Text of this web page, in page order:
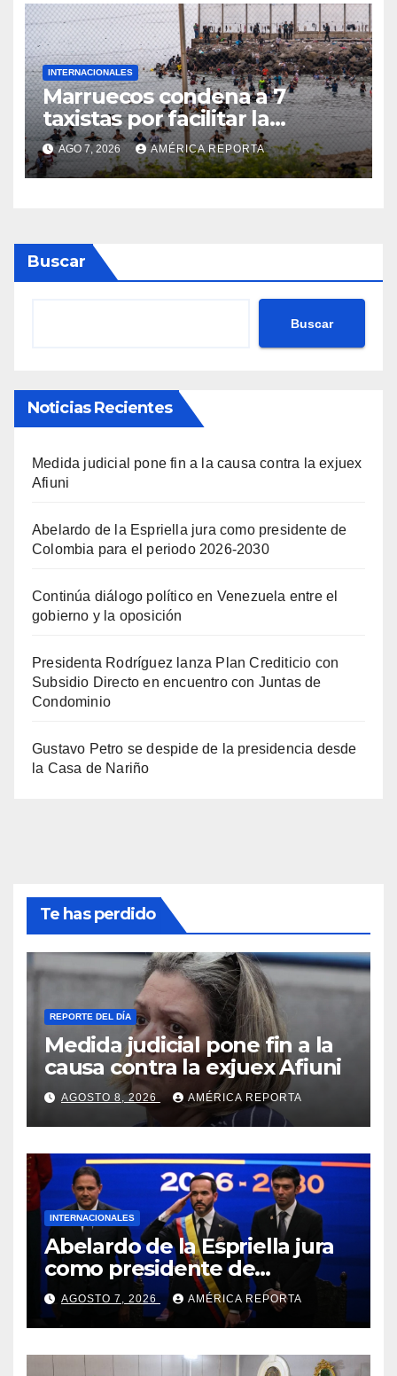
INTERNACIONALES
Marruecos condena a 7
taxistas por facilitar la
migración irregular hacia
Ceuta
AGO 7, 2026 AMÉRICA REPORTA
Buscar
Buscar
Noticias Recientes
Medida judicial pone fin a la causa contra la exjuex
Afiuni
Abelardo de la Espriella jura como presidente de
Colombia para el periodo 2026-2030
Continúa diálogo político en Venezuela entre el
gobierno y la oposición
Presidenta Rodríguez lanza Plan Crediticio con
Subsidio Directo en encuentro con Juntas de
Condominio
Gustavo Petro se despide de la presidencia desde
la Casa de Nariño
Te has perdido
REPORTE DEL DÍA
Medida judicial pone fin a la
causa contra la exjuex Afiuni
AGOSTO 8, 2026 AMÉRICA REPORTA
INTERNACIONALES
Abelardo de la Espriella jura
como presidente de
Colombia para el periodo
2026-2030
AGOSTO 7, 2026 AMÉRICA REPORTA